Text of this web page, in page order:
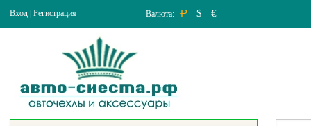
Вход Регистрация Валюта: Р $ €